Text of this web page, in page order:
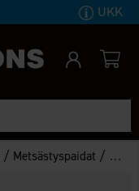
UKK
/ Metsästyspaidat /